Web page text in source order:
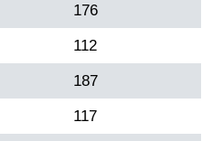
176
112
187
117